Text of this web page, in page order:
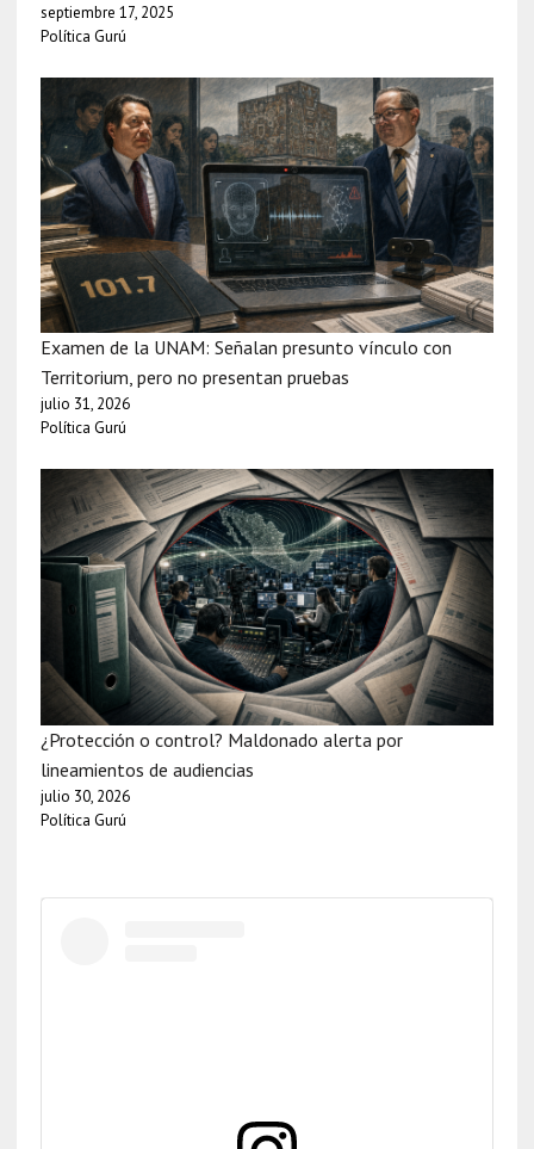
septiembre 17, 2025
Política Gurú
Examen de la UNAM: Señalan presunto vínculo con
Territorium, pero no presentan pruebas
julio 31, 2026
Política Gurú
¿Protección o control? Maldonado alerta por
lineamientos de audiencias
julio 30, 2026
Política Gurú